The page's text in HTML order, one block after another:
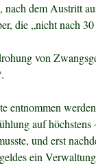
dem Austritt
die „nicht nach
von
entnommen
auf höchstens
und erst
ein